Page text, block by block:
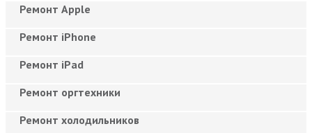
Ремонт Apple
Ремонт iPhone
Ремонт iPad
Ремонт оргтехники
Ремонт холодильников